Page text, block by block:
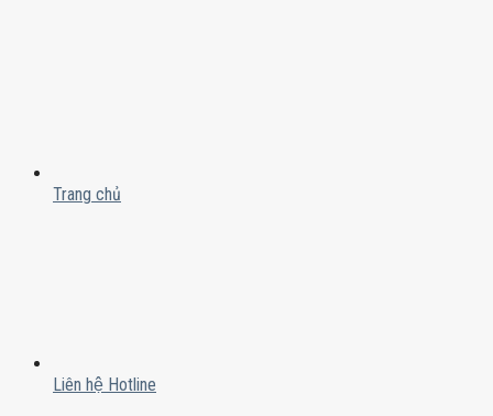
Trang chủ
Liên hệ Hotline